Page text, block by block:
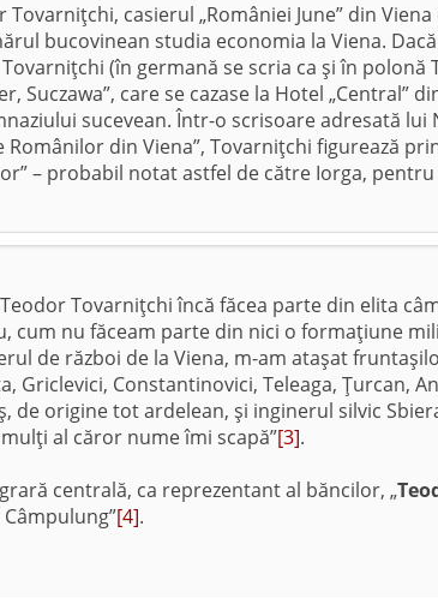
Tovarniţchi, casierul „României June” din
bucovinean studia economia la Viena.
(în germană se scria ca şi în polonă
Suczawa”, care se cazase la Hotel „Central”
sucevean. Într-o scrisoare adresată lui
Românilor din Viena”, Tovarniţchi figurează
– probabil notat astfel de către Iorga,
Tovarniţchi încă făcea parte din elita
cum nu făceam parte din nici o formaţiune
de război de la Viena, m-am ataşat
Griclevici, Constantinovici, Teleaga, Ţurcan,
de origine tot ardelean, şi inginerul silvic
al căror nume îmi scapă”[3].
centrală, ca reprezentant al băncilor, „
[4].